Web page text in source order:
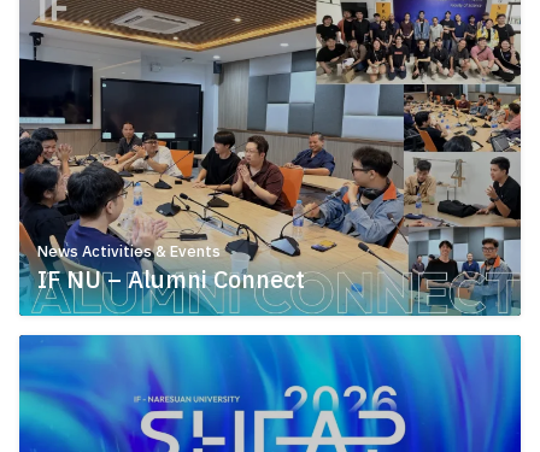
News Activities & Events
IF NU – Alumni Connect
July 7, 2026